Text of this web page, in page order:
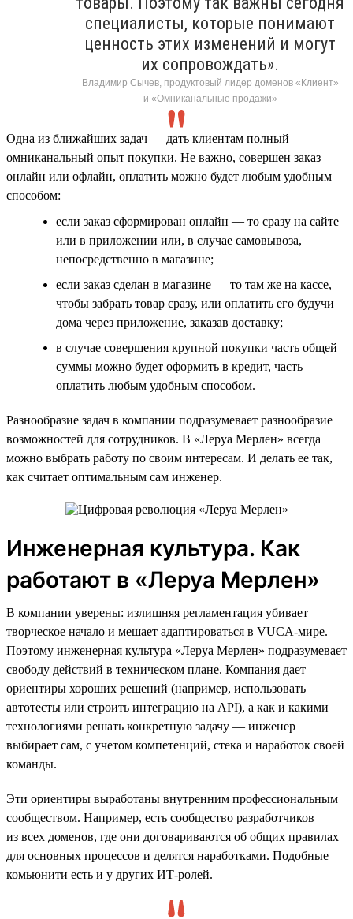
специалисты, которые понимают
ценность этих изменений и могут
их сопровождать».
Владимир Сычев, продуктовый лидер доменов «Клиент»
и «Омниканальные продажи»
Одна из ближайших задач — дать клиентам полный
омниканальный опыт покупки. Не важно, совершен заказ
онлайн или офлайн, оплатить можно будет любым удобным
способом:
если заказ сформирован онлайн — то сразу на сайте
или в приложении или, в случае самовывоза,
непосредственно в магазине;
если заказ сделан в магазине — то там же на кассе,
чтобы забрать товар сразу, или оплатить его будучи
дома через приложение, заказав доставку;
в случае совершения крупной покупки часть общей
суммы можно будет оформить в кредит, часть —
оплатить любым удобным способом.
Разнообразие задач в компании подразумевает разнообразие
возможностей для сотрудников. В «Леруа Мерлен» всегда
можно выбрать работу по своим интересам. И делать ее так,
как считает оптимальным сам инженер.
Инженерная культура. Как
работают в «Леруа Мерлен»
В компании уверены: излишняя регламентация убивает
творческое начало и мешает адаптироваться в VUCA-мире.
Поэтому инженерная культура «Леруа Мерлен» подразумевает
свободу действий в техническом плане. Компания дает
ориентиры хороших решений (например, использовать
автотесты или строить интеграцию на API), а как и какими
технологиями решать конкретную задачу — инженер
выбирает сам, с учетом компетенций, стека и наработок своей
команды.
Эти ориентиры выработаны внутренним профессиональным
сообществом. Например, есть сообщество разработчиков
из всех доменов, где они договариваются об общих правилах
для основных процессов и делятся наработками. Подобные
комьюнити есть и у других ИТ-ролей.